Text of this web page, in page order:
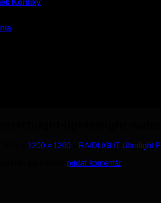
Kordíky
1200 × 1200 RAIDLIGHT Ultralight
pridať komentár.